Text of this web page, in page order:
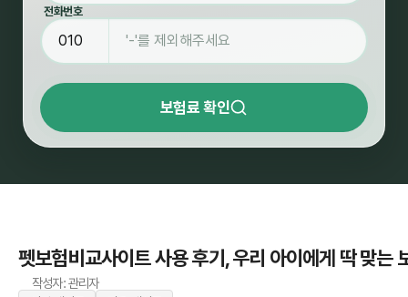
전화번호
보험료 확인
펫보험비교사이트 사용 후기, 우리 아이에게 딱 맞는
작성자: 관리자